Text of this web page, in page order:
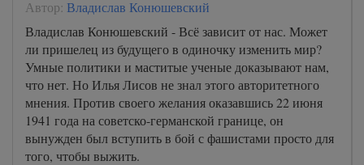
Автор: Владислав Конюшевский
Владислав Конюшевский - Всё зависит от нас. Может
ли пришелец из будущего в одиночку изменить мир?
Умные политики и маститые ученые доказывают нам,
что нет. Но Илья Лисов не знал этого авторитетного
мнения. Против своего желания оказавшись 22 июня
1941 года на советско-германской границе, он
вынужден был вступить в бой с фашистами просто для
того, чтобы выжить.